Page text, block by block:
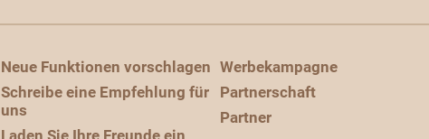
Neue Funktionen vorschlagen
Schreibe eine Empfehlung für
uns
Laden Sie Ihre Freunde ein
Werbekampagne
Partnerschaft
Partner